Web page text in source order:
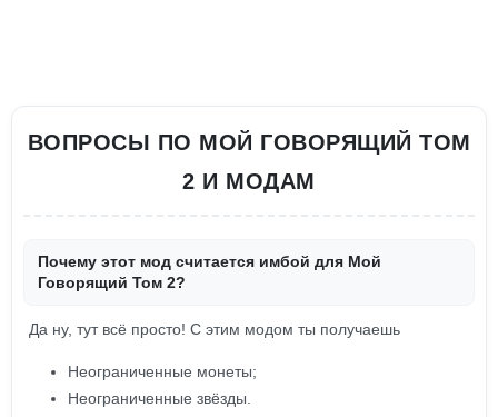
ВОПРОСЫ ПО МОЙ ГОВОРЯЩИЙ ТОМ
2 И МОДАМ
Почему этот мод считается имбой для Мой
Говорящий Том 2?
Да ну, тут всё просто! С этим модом ты получаешь
Неограниченные монеты;
Неограниченные звёзды.